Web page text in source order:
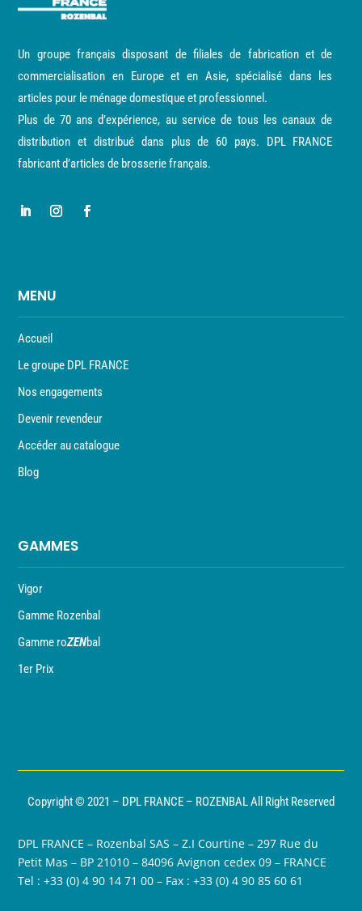
Un groupe français disposant de filiales de fabrication et de
commercialisation en Europe et en Asie, spécialisé dans les
articles pour le ménage domestique et professionnel.
Plus de 70 ans d’expérience, au service de tous les canaux de
distribution et distribué dans plus de 60 pays. DPL FRANCE
fabricant d’articles de brosserie français.
MENU
Accueil
Le groupe DPL FRANCE
Nos engagements
Devenir revendeur
Accéder au catalogue
Blog
GAMMES
Vigor
Gamme Rozenbal
Gamme roZENbal
1er Prix
Copyright © 2021 – DPL FRANCE – ROZENBAL All Right Reserved
DPL FRANCE – Rozenbal SAS – Z.I Courtine – 297 Rue du
Petit Mas – BP 21010 – 84096 Avignon cedex 09 – FRANCE
Tel : +33 (0) 4 90 14 71 00 – Fax : +33 (0) 4 90 85 60 61